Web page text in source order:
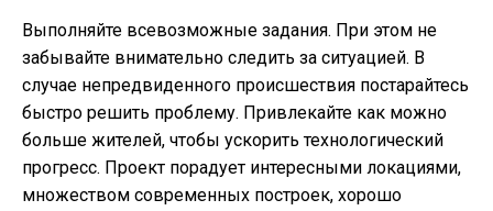
Выполняйте всевозможные задания. При этом не
забывайте внимательно следить за ситуацией. В
случае непредвиденного происшествия постарайтесь
быстро решить проблему. Привлекайте как можно
больше жителей, чтобы ускорить технологический
прогресс. Проект порадует интересными локациями,
множеством современных построек, хорошо